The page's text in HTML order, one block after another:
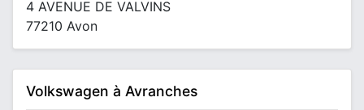
4 AVENUE DE VALVINS
77210 Avon
Volkswagen à Avranches